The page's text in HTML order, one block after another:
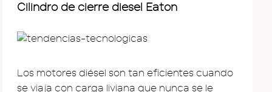
Cilindro de cierre diesel Eaton
Los motores diésel son tan eficientes cuando
se viaja con carga liviana que nunca se le